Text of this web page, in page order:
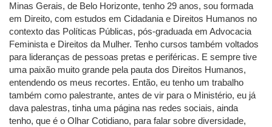
Minas Gerais, de Belo Horizonte, tenho 29 anos, sou formada
em Direito, com estudos em Cidadania e Direitos Humanos no
contexto das Políticas Públicas, pós-graduada em Advocacia
Feminista e Direitos da Mulher. Tenho cursos também voltados
para lideranças de pessoas pretas e periféricas. E sempre tive
uma paixão muito grande pela pauta dos Direitos Humanos,
entendendo os meus recortes. Então, eu tenho um trabalho
também como palestrante, antes de vir para o Ministério, eu já
dava palestras, tinha uma página nas redes sociais, ainda
tenho, que é o Olhar Cotidiano, para falar sobre diversidade,